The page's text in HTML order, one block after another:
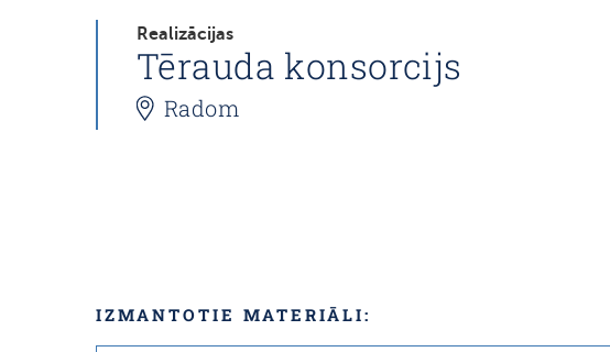
Realizācijas
Tērauda konsorcijs
Radom
IZMANTOTIE MATERIĀLI: